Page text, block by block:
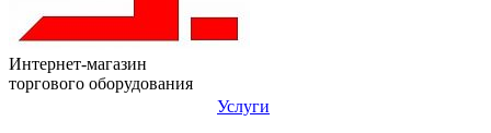
Интернет-магазин
торгового оборудования
Услуги